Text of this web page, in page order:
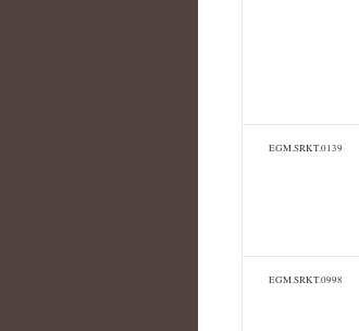
EGM.SRKT.0139
EGM.SRKT.0998